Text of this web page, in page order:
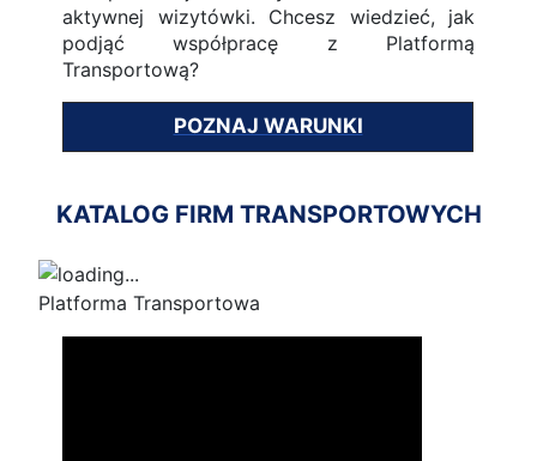
aktywnej wizytówki. Chcesz wiedzieć, jak
podjąć współpracę z Platformą
Transportową?
POZNAJ WARUNKI
KATALOG FIRM TRANSPORTOWYCH
Platforma Transportowa